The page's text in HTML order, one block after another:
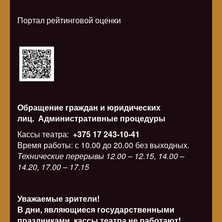
Портал рейтинговой оценки
Обращение граждан и юридических
лиц. Административные процедуры
Кассы театра: +375 17 243-10-41
Время работы: с 10.00 до 20.00 без выходных.
Технические перерывы 12.00 – 12.15, 14.00 –
14.20, 17.00 – 17.15
Уважаемые зрители!
В дни, являющиеся государственными